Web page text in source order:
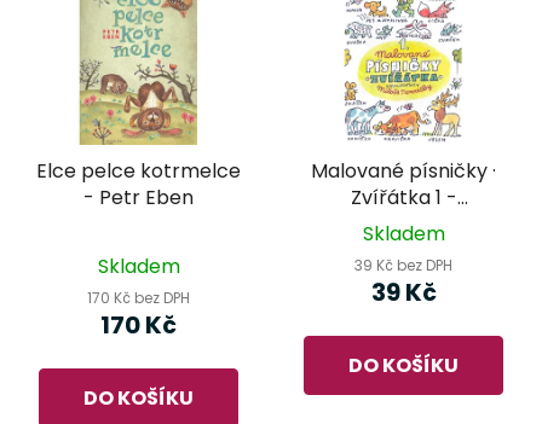
Elce pelce kotrmelce
- Petr Eben
hodnocení
produktu
5,0
z
Skladem
170 Kč bez DPH
170 Kč
DO KOŠÍKU
Malované písničky ·
Zvířátka 1 -
omalovánky Miloše
Skladem
39 Kč bez DPH
39 Kč
DO KOŠÍKU